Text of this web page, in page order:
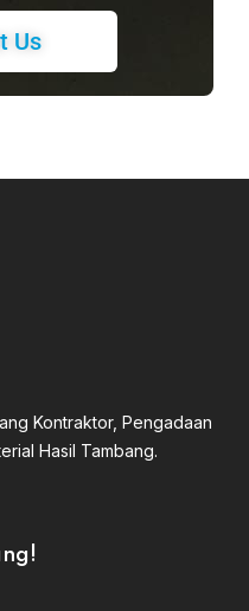
Us
Kontraktor, Pengadaan
Hasil Tambang.